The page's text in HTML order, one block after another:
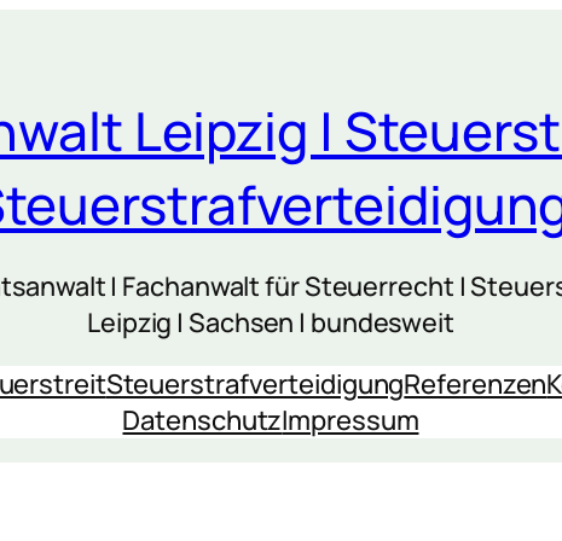
Leipzig |
| Fachanwalt für Steuerrecht |
Leipzig | Sachsen | bundesweit
SteuerstrafverteidigungReferenzen
DatenschutzImpressum